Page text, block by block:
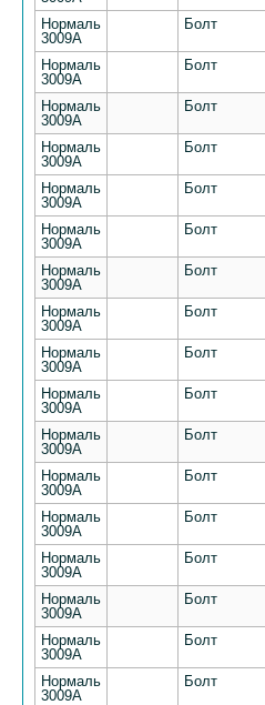
Нормаль
3009А
Болт
Нормаль
3009А
Болт
Нормаль
3009А
Болт
Нормаль
3009А
Болт
Нормаль
3009А
Болт
Нормаль
3009А
Болт
Нормаль
3009А
Болт
Нормаль
3009А
Болт
Нормаль
3009А
Болт
Нормаль
3009А
Болт
Нормаль
3009А
Болт
Нормаль
3009А
Болт
Нормаль
3009А
Болт
Нормаль
3009А
Болт
Нормаль
3009А
Болт
Нормаль
3009А
Болт
Нормаль
3009А
Болт